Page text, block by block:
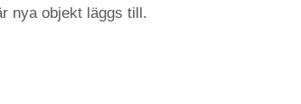
nya objekt läggs till.